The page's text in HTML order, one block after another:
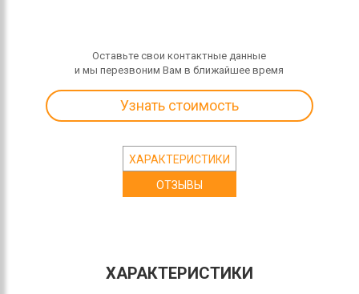
Оставьте свои контактные данные
и мы перезвоним Вам в ближайшее время
Узнать стоимость
ХАРАКТЕРИСТИКИ
ОТЗЫВЫ
ХАРАКТЕРИСТИКИ